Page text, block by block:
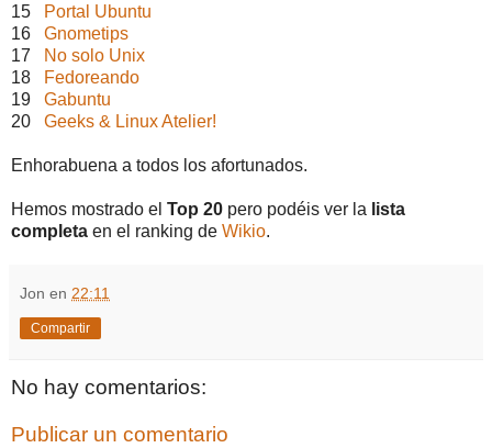
15
Portal Ubuntu
16
Gnometips
17
No solo Unix
18
Fedoreando
19
Gabuntu
20
Geeks & Linux Atelier!
Enhorabuena a todos los afortunados.
Hemos mostrado el Top 20 pero podéis ver la lista
completa en el ranking de Wikio.
Jon en 22:11
Compartir
No hay comentarios:
Publicar un comentario